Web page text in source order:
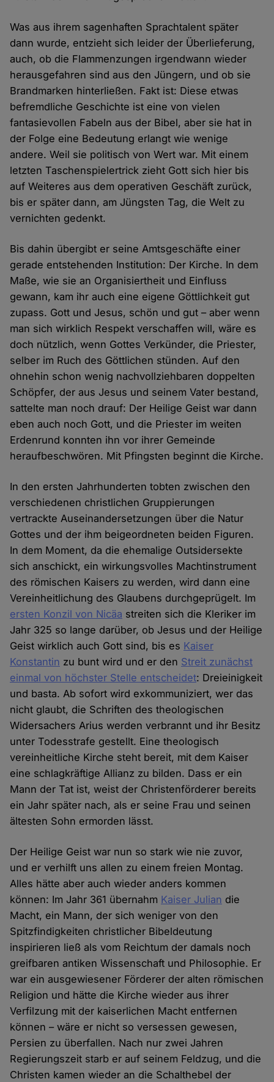
Was aus ihrem sagenhaften Sprachtalent später
dann wurde, entzieht sich leider der Überlieferung,
auch, ob die Flammenzungen irgendwann wieder
herausgefahren sind aus den Jüngern, und ob sie
Brandmarken hinterließen. Fakt ist: Diese etwas
befremdliche Geschichte ist eine von vielen
fantasievollen Fabeln aus der Bibel, aber sie hat in
der Folge eine Bedeutung erlangt wie wenige
andere. Weil sie politisch von Wert war. Mit einem
letzten Taschenspielertrick zieht Gott sich hier bis
auf Weiteres aus dem operativen Geschäft zurück,
bis er später dann, am Jüngsten Tag, die Welt zu
vernichten gedenkt.
Bis dahin übergibt er seine Amtsgeschäfte einer
gerade entstehenden Institution: Der Kirche. In dem
Maße, wie sie an Organisiertheit und Einfluss
gewann, kam ihr auch eine eigene Göttlichkeit gut
zupass. Gott und Jesus, schön und gut – aber wenn
man sich wirklich Respekt verschaffen will, wäre es
doch nützlich, wenn Gottes Verkünder, die Priester,
selber im Ruch des Göttlichen stünden. Auf den
ohnehin schon wenig nachvollziehbaren doppelten
Schöpfer, der aus Jesus und seinem Vater bestand,
sattelte man noch drauf: Der Heilige Geist war dann
eben auch noch Gott, und die Priester im weiten
Erdenrund konnten ihn vor ihrer Gemeinde
heraufbeschwören. Mit Pfingsten beginnt die Kirche.
In den ersten Jahrhunderten tobten zwischen den
verschiedenen christlichen Gruppierungen
vertrackte Auseinandersetzungen über die Natur
Gottes und der ihm beigeordneten beiden Figuren.
In dem Moment, da die ehemalige Outsidersekte
sich anschickt, ein wirkungsvolles Machtinstrument
des römischen Kaisers zu werden, wird dann eine
Vereinheitlichung des Glaubens durchgeprügelt. Im
ersten Konzil von Nicäa streiten sich die Kleriker im
Jahr 325 so lange darüber, ob Jesus und der Heilige
Geist wirklich auch Gott sind, bis es Kaiser
Konstantin zu bunt wird und er den Streit zunächst
einmal von höchster Stelle entscheidet: Dreieinigkeit
und basta. Ab sofort wird exkommuniziert, wer das
nicht glaubt, die Schriften des theologischen
Widersachers Arius werden verbrannt und ihr Besitz
unter Todesstrafe gestellt. Eine theologisch
vereinheitliche Kirche steht bereit, mit dem Kaiser
eine schlagkräftige Allianz zu bilden. Dass er ein
Mann der Tat ist, weist der Christenförderer bereits
ein Jahr später nach, als er seine Frau und seinen
ältesten Sohn ermorden lässt.
Der Heilige Geist war nun so stark wie nie zuvor,
und er verhilft uns allen zu einem freien Montag.
Alles hätte aber auch wieder anders kommen
können: Im Jahr 361 übernahm Kaiser Julian die
Macht, ein Mann, der sich weniger von den
Spitzfindigkeiten christlicher Bibeldeutung
inspirieren ließ als vom Reichtum der damals noch
greifbaren antiken Wissenschaft und Philosophie. Er
war ein ausgewiesener Förderer der alten römischen
Religion und hätte die Kirche wieder aus ihrer
Verfilzung mit der kaiserlichen Macht entfernen
können – wäre er nicht so versessen gewesen,
Persien zu überfallen. Nach nur zwei Jahren
Regierungszeit starb er auf seinem Feldzug, und die
Christen kamen wieder an die Schalthebel der